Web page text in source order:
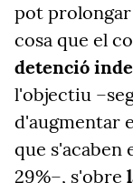
pot prolongar
cosa que el
detenció
l'objectiu
d'augmentar
que s'acaben
29%–, s'obre